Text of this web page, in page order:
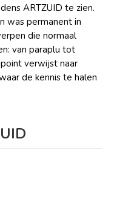
ARTZUID te zien.
was permanent in
die normaal
van paraplu tot
verwijst naar
de kennis te halen